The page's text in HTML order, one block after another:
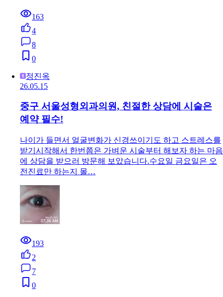
163
4
8
0
정진옥
26.05.15
중구 서울성형외과의원, 친절한 상담에 시술은
예약 필수!
나이가 들면서 얼굴변화가 신경쓰이기도 하고 스트레스를
받기시작해서 한번쯤은 가벼운 시술부터 해보자 하는 마음
에 상담을 받으러 방문해 보았습니다.수요일 금요일은 오
전진료만 하는지 몰…
193
2
7
0